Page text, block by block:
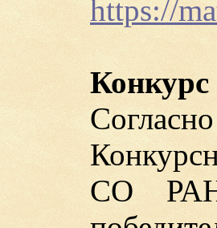
https://
СО